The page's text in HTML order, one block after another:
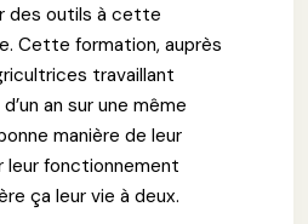
des outils à cette
Cette formation, auprès
travaillant
an sur une même
manière de leur
fonctionnement
ça leur vie à deux.